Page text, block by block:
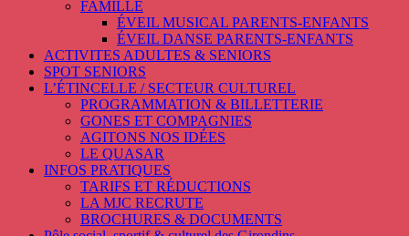
FAMILLE
ÉVEIL MUSICAL PARENTS-ENFANTS
ÉVEIL DANSE PARENTS-ENFANTS
ACTIVITES ADULTES & SENIORS
SPOT SENIORS
L’ÉTINCELLE / SECTEUR CULTUREL
PROGRAMMATION & BILLETTERIE
GONES ET COMPAGNIES
AGITONS NOS IDÉES
LE QUASAR
INFOS PRATIQUES
TARIFS ET RÉDUCTIONS
LA MJC RECRUTE
BROCHURES & DOCUMENTS